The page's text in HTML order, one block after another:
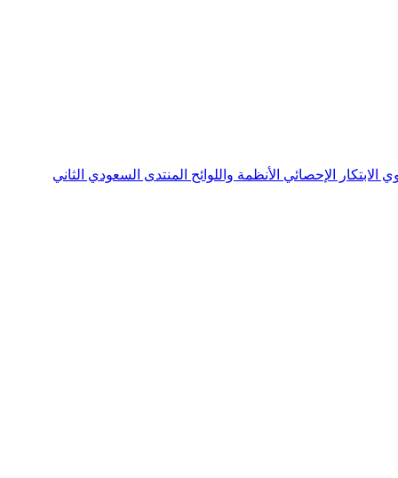
الابتكار الإحصائي الأنظمة واللوائح المنتدى السعودي الثاني